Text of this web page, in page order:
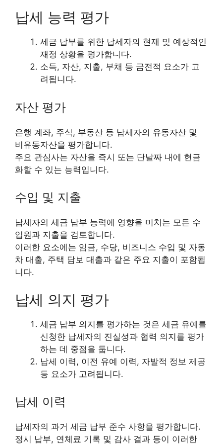
납세 능력 평가
세금 납부를 위한 납세자의 현재 및 예상적인
재정 상황을 평가합니다.
소득, 자산, 지출, 부채 등 금전적 요소가 고
려됩니다.
자산 평가
은행 계좌, 주식, 부동산 등 납세자의 유동자산 및
비유동자산을 평가합니다.
주요 관심사는 자산을 즉시 또는 단날짜 내에 현금
화할 수 있는 능력입니다.
수입 및 지출
납세자의 세금 납부 능력에 영향을 미치는 모든 수
입원과 지출을 검토합니다.
이러한 요소에는 임금, 수당, 비즈니스 수입 및 자동
차 대출, 주택 담보 대출과 같은 주요 지출이 포함됩
니다.
납세 의지 평가
세금 납부 의지를 평가하는 것은 세금 유예를
신청한 납세자의 진실성과 협력 의지를 평가
하는 데 중점을 둡니다.
납세 이력, 이전 유예 이력, 자발적 정보 제공
등 요소가 고려됩니다.
납세 이력
납세자의 과거 세금 납부 준수 사항을 평가합니다.
정시 납부, 연체료 기록 및 감사 결과 등이 이러한